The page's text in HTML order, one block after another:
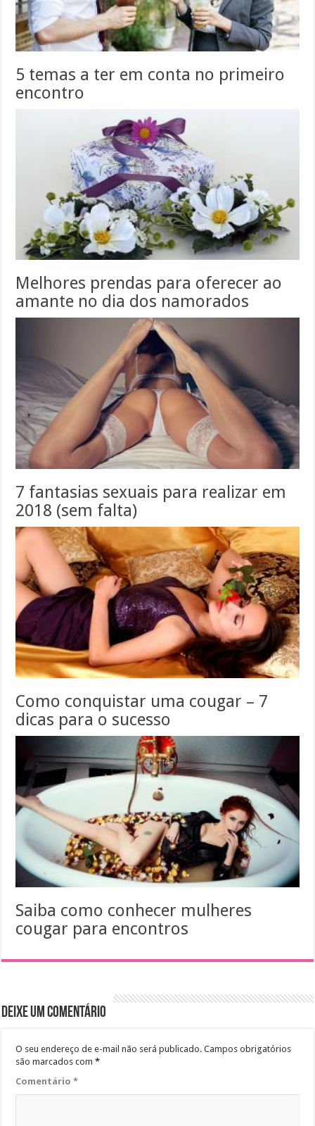
5 temas a ter em conta no primeiro
encontro
Melhores prendas para oferecer ao
amante no dia dos namorados
7 fantasias sexuais para realizar em
2018 (sem falta)
Como conquistar uma cougar – 7
dicas para o sucesso
Saiba como conhecer mulheres
cougar para encontros
Deixe um comentário
O seu endereço de e-mail não será publicado. Campos obrigatórios
são marcados com*
Comentário*